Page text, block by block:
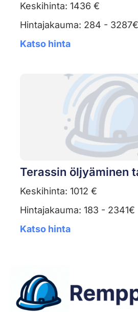
Keskihinta: 1436 €
Hintajakauma: 284 - 3287€
Katso hinta
Terassin öljyäminen
Keskihinta: 1012 €
Hintajakauma: 183 - 2341€
Katso hinta